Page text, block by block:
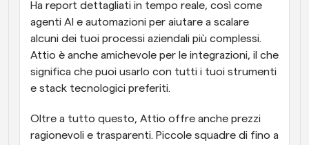
Ha report dettagliati in tempo reale, così come
agenti AI e automazioni per aiutare a scalare
alcuni dei tuoi processi aziendali più complessi.
Attio è anche amichevole per le integrazioni, il che
significa che puoi usarlo con tutti i tuoi strumenti
e stack tecnologici preferiti.
Oltre a tutto questo, Attio offre anche prezzi
ragionevoli e trasparenti. Piccole squadre di fino a